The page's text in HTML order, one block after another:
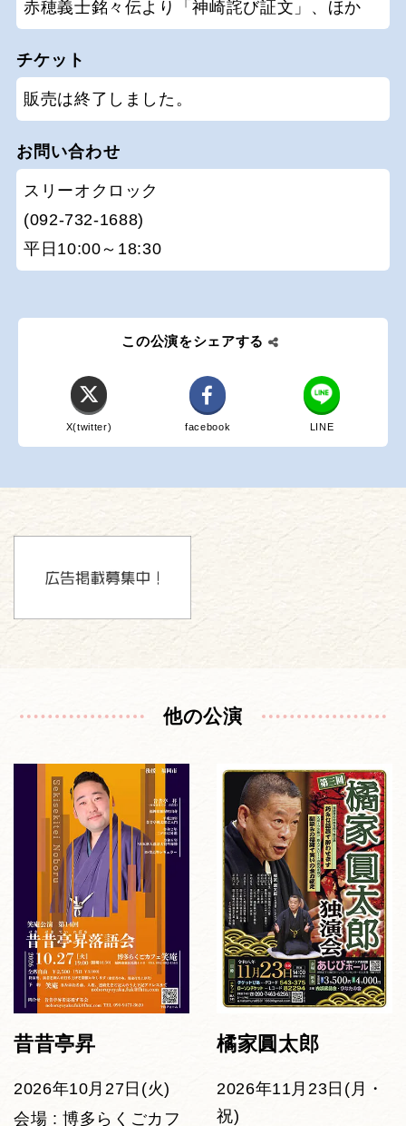
赤穂義士銘々伝より「神崎詫び証文」、ほか
チケット
販売は終了しました。
お問い合わせ
スリーオクロック
(092-732-1688)
平日10:00～18:30
この公演をシェアする
X(twitter) facebook LINE
他の公演
昔昔亭昇
2026年10月27日(火)
会場 : 博多らくごカフ
橘家圓太郎
2026年11月23日(月・
祝)